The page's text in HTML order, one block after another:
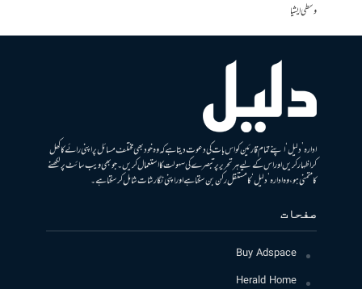
وسطی ایشیا
ادارہ ’دلیل‘ اپنے تمام قارئین کو اس بات کی دعوت دیتا ہے کہ وہ خود بھی مختلف مسائل پر اپنی رائے کا کھل
کر اظہار کریں اور اس کے لیے ہر تحریر پر تبصرے کی سہولت کا استعمال کریں۔ جو بھی ویب سائٹ پر لکھنے
کا متمنی ہو، وہ ادارہ ’دلیل‘ کا مستقل رکن بن سکتا ہے اور اپنی نگارشات شامل کرسکتا ہے۔
صفحات
Buy Adspace
Herald Home